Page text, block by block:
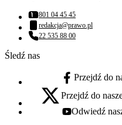
Numer telefonu:
801 04 45 45
Adres email:
redakcja@prawo.pl
Numer telefonu:
22 535 88 00
Śledź nas
facebook - otwiera
Przejdź do
x - otwiera się w nowej karcie
Przejdź do
youtube - otwiera
Odwiedź